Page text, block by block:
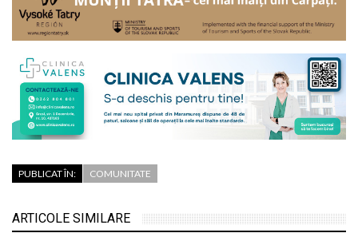
PUBLICAT ÎN: COMUNITATE
ARTICOLE SIMILARE